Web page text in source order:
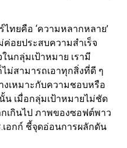
ทยคือ ‘ความหลากหลาย’
ค่อยประสบความสำเร็จ
นกลุ่มเป้าหมาย เรามี
ม่สามารถเอาทุกสิ่งที่ดี ๆ
งเหมาะกับความชอบหรือ
น เมื่อกลุ่มเป้าหมายไม่ชัด
เกินไป ภาพของซอฟต์พาว
.เอกก์ ชี้จุดอ่อนการผลักดัน